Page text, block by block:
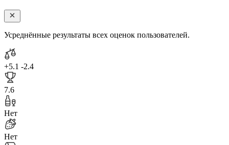
Усреднённые результаты всех оценок пользователей.
+5.1 -2.4
7.6
Нет
Нет